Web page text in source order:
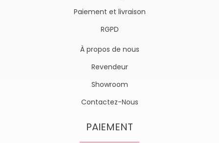
Paiement et livraison
RGPD
À propos de nous
Revendeur
Showroom
Contactez-Nous
PAIEMENT